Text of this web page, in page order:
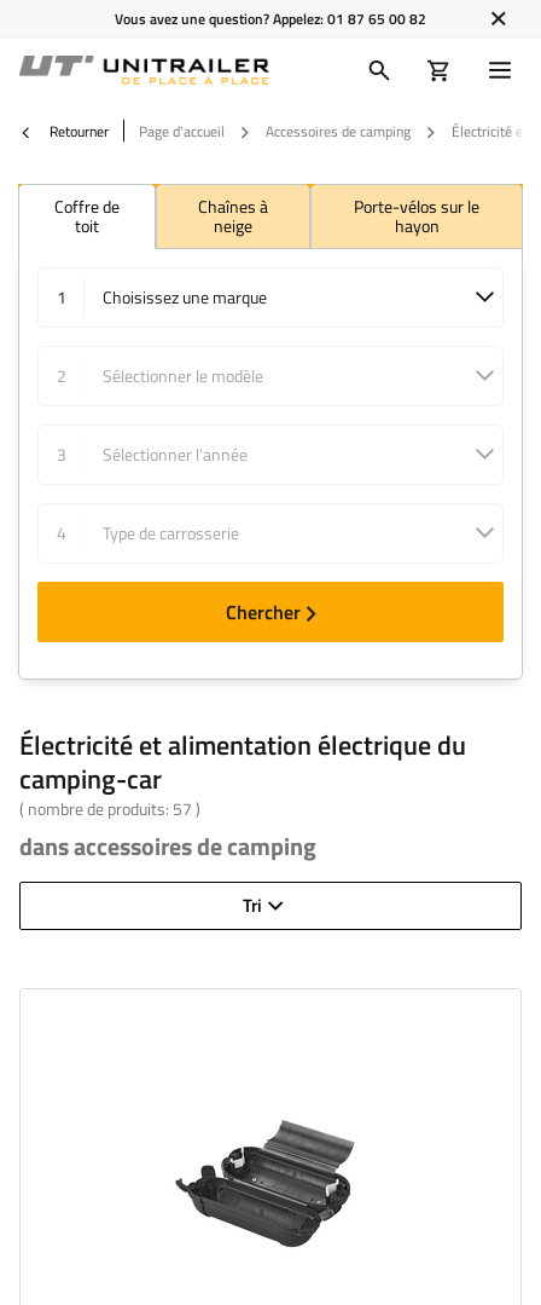
Vous avez une question? Appelez:01 87 65 00 82
Retourner Page d'accueil Accessoires de camping Électricité et
Coffre de
toit
Chaînes à
neige
Porte-vélos sur le
hayon
1 Choisissez une marque
2 Sélectionner le modèle
3 Sélectionner l'année
4 Type de carrosserie
Chercher
Électricité et alimentation électrique du
camping-car
( nombre de produits: 57)
dans accessoires de camping
Tri